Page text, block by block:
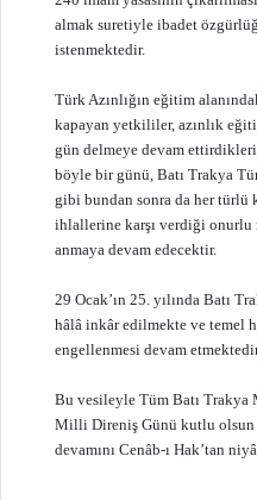
almak suretiyle ibadet
istenmektedir.
Türk Azınlığın eğitim
kapayan yetkililer, azınlık
gün delmeye devam
böyle bir günü, Batı Trakya
gibi bundan sonra da her türlü
ihlallerine karşı verdiği onurlu
anmaya devam edecektir.
29 Ocak’ın 25. yılında Batı
hâlâ inkâr edilmekte ve temel
engellenmesi devam
Bu vesileyle Tüm Batı
Milli Direniş Günü kutlu
devamını Cenâb-ı Hak’tan